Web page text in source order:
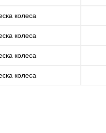
колеса
колеса
колеса
колеса